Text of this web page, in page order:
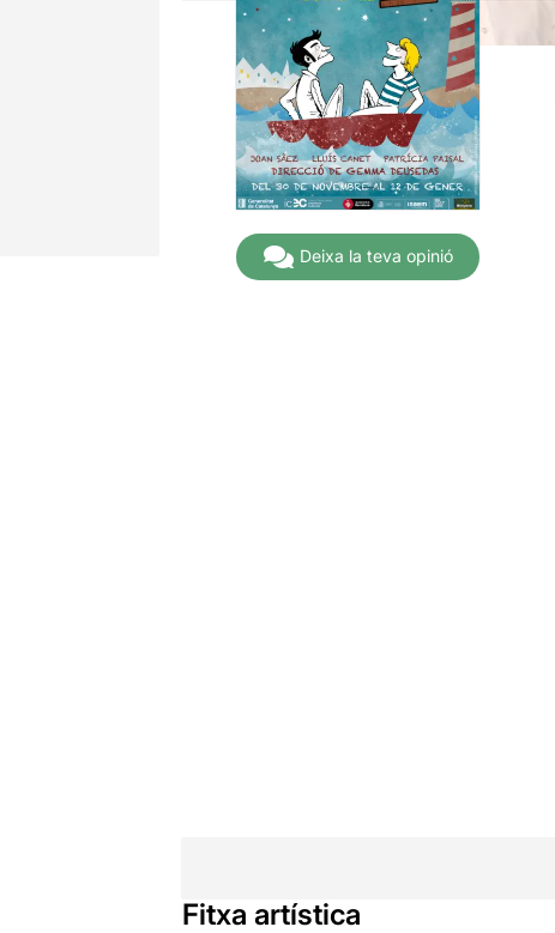
Deixa la teva opinió
Fitxa artística